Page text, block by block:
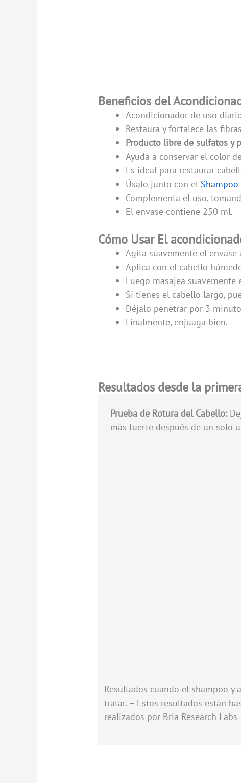
Beneficios del
Acondicionador de uso
Restaura y fortalece las
Producto libre de sulfatos y
Ayuda a conservar el color
Es ideal para restaurar
Úsalo junto con el
Complementa el uso,
El envase contiene 250 ml.
Cómo Usar El
Agita suavemente el
Aplica con el cabello
Luego masajea
Si tienes el cabello largo,
Déjalo penetrar por 3
Finalmente, enjuaga bien.
Resultados desde la
Prueba de Rotura del Cabello:
más fuerte después de un solo
Resultados cuando el shampoo
tratar. – Estos resultados están
realizados por Bria Research